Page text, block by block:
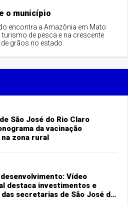
o município
encontra a Amazônia em Mato
de pesca e na crescente
grãos no estado.
São José do Rio Claro
da vacinação
zona rural
Vídeo
destaca investimentos e
secretarias de São José do